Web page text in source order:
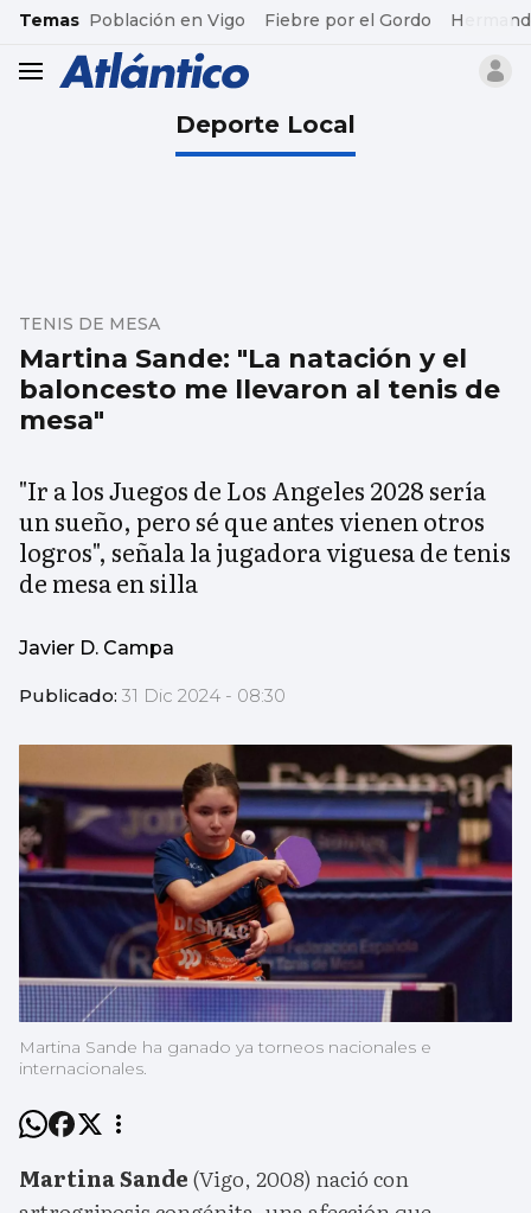
common.go-to-content
Temas Población en Vigo Fiebre por el Gordo
header.menu.open
Deporte Local
Martina Sande: "La natación y el
baloncesto me llevaron al tenis de
mesa"
TENIS DE MESA
"Ir a los Juegos de Los Angeles 2028 sería
un sueño, pero sé que antes vienen otros
logros", señala la jugadora viguesa de tenis
de mesa en silla
Javier D. Campa
Publicado: 31 Dic 2024 - 08:30
Martina Sande ha ganado ya torneos nacionales e
internacionales.
Martina Sande(Vigo, 2008) nació con